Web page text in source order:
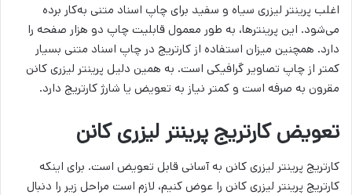
اغلب پرینتر لیزری سیاه و سفید برای چاپ اسناد متنی به‌کار برده
می‌شود. این پرینترها، به طور معمول قابلیت چاپ دو هزار صفحه را
دارد. همچنین میزان استفاده از کارتریج در چاپ اسناد متنی بسیار
کمتر از چاپ تصاویر گرافیکی است. به همین دلیل پرینتر لیزری کانن
مقرون به صرفه است و کمتر نیاز به تعویض یا شارژ کارتریج دارد.
تعویض کارتریج پرینتر لیزری کانن
کارتریج پرینتر لیزری کانن به آسانی قابل تعویض است. برای اینکه
کارتریج پرینتر لیزری کانن را عوض کنیم، لازم است مراحل زیر را دنبال